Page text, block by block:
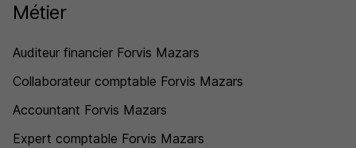
Métier
Auditeur financier Forvis Mazars
Collaborateur comptable Forvis Mazars
Accountant Forvis Mazars
Expert comptable Forvis Mazars